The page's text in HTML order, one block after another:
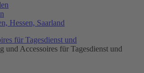
Hessen, Saarland
für Tagesdienst und
und Accessoires für Tagesdienst und